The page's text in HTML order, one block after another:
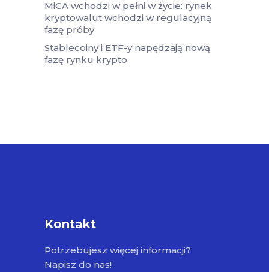
MiCA wchodzi w pełni w życie: rynek
kryptowalut wchodzi w regulacyjną
fazę próby
Stablecoiny i ETF-y napędzają nową
fazę rynku krypto
Kontakt
Potrzebujesz więcej informacji?
Napisz do nas!